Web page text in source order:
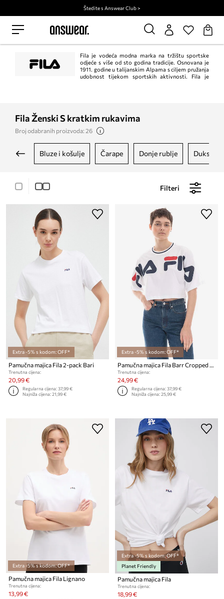
Štedite s Answear Club >
Fila je vodeća modna marka na tržištu sportske
odjeće s više od sto godina tradicije. Osnovana je
1911. godine u talijanskim Alpama s ciljem pružanja
udobnost tijekom sportskih aktivnosti. Fila je
Fila Ženski S kratkim rukavima
Broj odabranih proizvoda: 26
bluze i košulje čarape donje rublje
Filteri
Extra -5% s kodom: OFF*
Pamučna majica Fila 2-pack Bari
Trenutna cijena:
20,99 €
Regularna cijena:37,99 €
Najniža cijena:21,99 €
Extra -5% s kodom: OFF*
Trenutna cijena:
24,99 €
Regularna cijena:37,99 €
Najniža cijena:25,99 €
Extra -5% s kodom: OFF*
Pamučna majica Fila Lignano
Trenutna cijena:
13,99 €
Extra -5% s kodom: OFF*
Planet Friendly
Pamučna majica Fila
Trenutna cijena:
18,99 €